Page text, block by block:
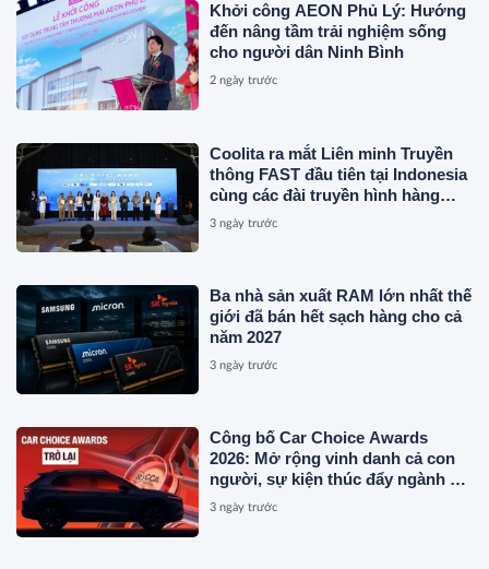
Khởi công AEON Phủ Lý: Hướng
đến nâng tầm trải nghiệm sống
cho người dân Ninh Bình
2 ngày trước
Coolita ra mắt Liên minh Truyền
thông FAST đầu tiên tại Indonesia
cùng các đài truyền hình hàng
đầu
3 ngày trước
Ba nhà sản xuất RAM lớn nhất thế
giới đã bán hết sạch hàng cho cả
năm 2027
3 ngày trước
Công bố Car Choice Awards
2026: Mở rộng vinh danh cả con
người, sự kiện thúc đẩy ngành xe
Việt Nam
3 ngày trước